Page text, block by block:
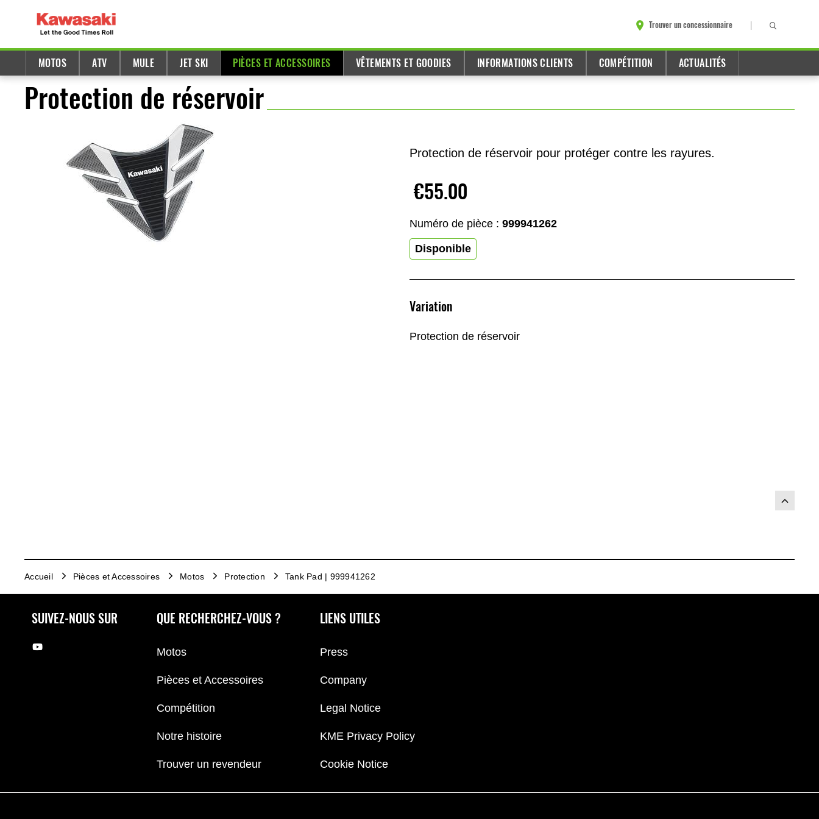
Trouver un concessionnaire
MOTOS ATV MULE JET SKI PIÈCES ET ACCESSOIRES VÊTEMENTS ET GOODIES INFORMATIONS CLIENTS COMPÉTITION ACTUALITÉS
Protection de réservoir
Protection de réservoir pour protéger contre les rayures.
€55.00
Numéro de pièce : 999941262
Disponible
Variation
Protection de réservoir
Accueil Pièces et Accessoires Motos Protection Tank Pad | 999941262
SUIVEZ-NOUS SUR QUE RECHERCHEZ-VOUS ?
Motos
Pièces et Accessoires
Compétition
Notre histoire
Trouver un revendeur
LIENS UTILES
Press
Company
Legal Notice
KME Privacy Policy
Cookie Notice